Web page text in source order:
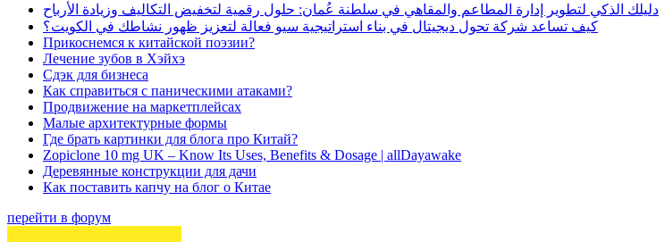
دليلك الذكي لتطوير إدارة المطاعم والمقاهي في سلطنة عُمان: حلول رقمية لتخفيض التكاليف وزيادة الأرباح
كيف تساعد شركة تحول ديجيتال في بناء استراتيجية سيو فعالة لتعزيز ظهور نشاطك في الكويت؟
Прикоснемся к китайской поэзии?
Лечение зубов в Хэйхэ
Сдэк для бизнеса
Как справиться с паническими атаками?
Продвижение на маркетплейсах
Малые архитектурные формы
Где брать картинки для блога про Китай?
Zopiclone 10 mg UK – Know Its Uses, Benefits & Dosage | allDayawake
Деревянные конструкции для дачи
Как поставить капчу на блог о Китае
перейти в форум